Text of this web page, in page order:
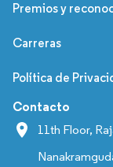
Premios y
Carreras
Política de
Contacto
11th Floor,